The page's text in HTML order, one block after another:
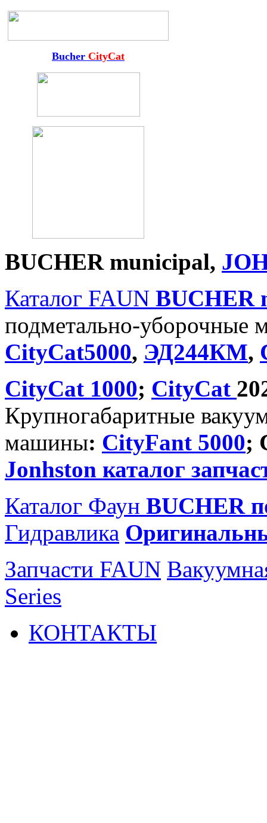
Bucher CityCat
BUCHER municipal,
Каталог FAUN BUCHER
подметально-уборочные
CityCat5000, ЭД244КМ,
CityCat 1000; CityCat
Крупногабаритные
машины: CityFant 5000;
Jonhston каталог
Каталог Фаун BUCHER
Гидравлика
Запчасти FAUN
Series
КОНТАКТЫ